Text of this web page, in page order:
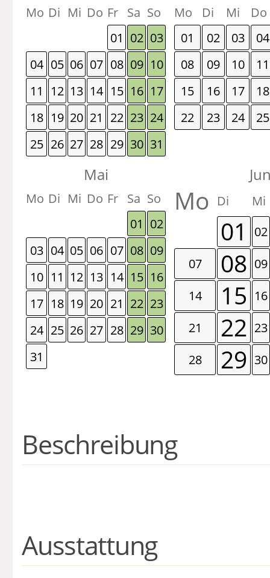
Mo Di Mi Do Fr Sa So
01 02 03
04 05 06 07 08 09 10
11
12 13 14 15 16 17
18 19 20 21 22 23 24
25 26 27 28 29 30 31
Mo Di Mi
Do
01
02 03
04
08
09 10
11
15
16 17
18
22
23 24 25
Mai
Mo Di Mi Do Fr Sa So
01 02
03 04 05 06 07 08 09
10 11 12 13 14 15 16
17 18 19 20 21 22 23
24 25 26 27 28 29 30
31
Mo Di Mi
01
02
07
08 09
14
15 16
21
22 23
28
29 30
Beschreibung
Ausstattung